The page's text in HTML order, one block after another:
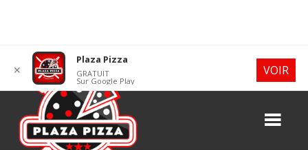
Skip
to
navigation
Skip
to
content
✕
Plaza Pizza
GRATUIT
Sur Google Play
VOIR